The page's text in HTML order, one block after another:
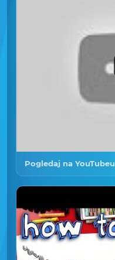
Pogledaj na YouTubeu